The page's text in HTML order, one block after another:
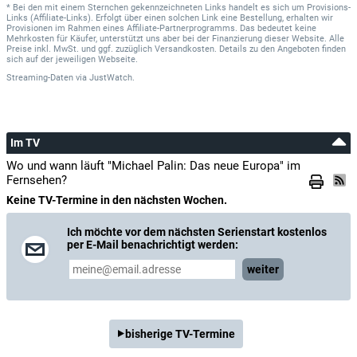
* Bei den mit einem Sternchen gekennzeichneten Links handelt es sich um Provisions-
Links (Affiliate-Links). Erfolgt über einen solchen Link eine Bestellung, erhalten wir
Provisionen im Rahmen eines Affiliate-Partnerprogramms. Das bedeutet keine
Mehrkosten für Käufer, unterstützt uns aber bei der Finanzierung dieser Website. Alle
Preise inkl. MwSt. und ggf. zuzüglich Versandkosten. Details zu den Angeboten finden
sich auf der jeweiligen Webseite.
Streaming-Daten via JustWatch.
Im TV
Wo und wann läuft "Michael Palin: Das neue Europa" im
Fernsehen?
Keine TV-Termine in den nächsten Wochen.
Ich möchte vor dem nächsten Serienstart kostenlos
per E-Mail benachrichtigt werden:
weiter
bisherige TV-Termine